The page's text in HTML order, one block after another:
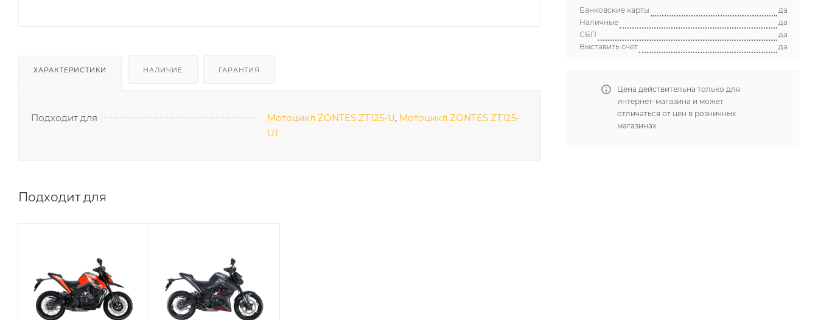
ХАРАКТЕРИСТИКИ НАЛИЧИЕ ГАРАНТИЯ
Подходит для Мотоцикл ZONTES ZT125-U, Мотоцикл ZONTES ZT125-
U1
Подходит для
Банковские карты
да
Наличные
да
СБП
да
Выставить счет
да
Цена действительна только для
интернет-магазина и может
отличаться от цен в розничных
магазинах